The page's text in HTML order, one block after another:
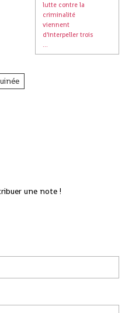
lutte contre la
criminalité
viennent
d'interpeller trois
...
une note !